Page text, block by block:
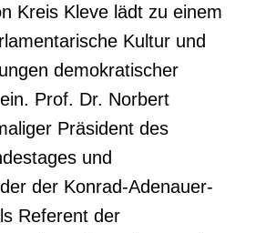
Kreis Kleve lädt zu einem
Kultur und
demokratischer
Prof. Dr. Norbert
Präsident des
und
der Konrad-Adenauer-
Referent der